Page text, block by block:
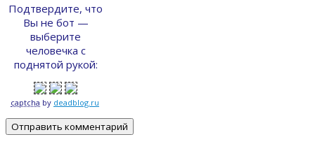
Подтвердите, что
Вы не бот —
выберите
человечка с
поднятой рукой:
captcha by deadblog.ru